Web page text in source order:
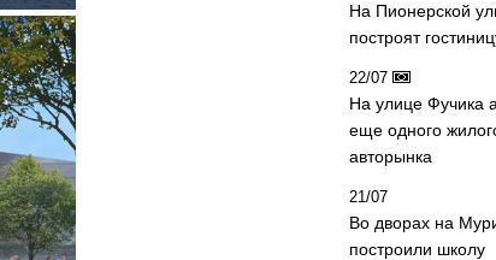
На Пионерской
построят
22/07
На улице Фучика
еще одного
авторынка
21/07
Во дворах на
построили школу